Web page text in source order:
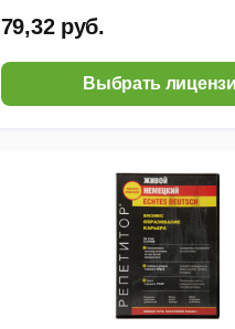
79,32 руб.
Выбрать